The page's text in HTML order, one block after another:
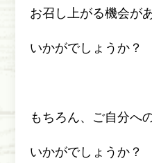
お召し上がる機会が
いかがでしょうか？
もちろん、ご自分へ
いかがでしょうか？